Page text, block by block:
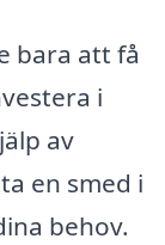
bara att få
i
av
en smed i
behov.